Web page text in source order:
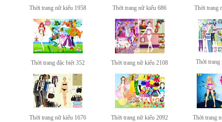
Thời trang nữ kiểu 1958 Thời trang nữ kiểu 686 Thời trang
Thời trang đặc biệt 352 Thời trang nữ kiểu 2108 Thời trang
Thời trang nữ kiểu 1676 Thời trang nữ kiểu 2092 Thời trang